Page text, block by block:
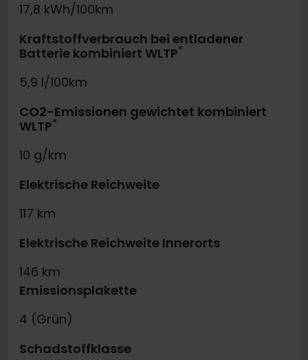
17,8 kWh/100km
Kraftstoffverbrauch bei entladener
Batterie kombiniert WLTP*
5,9 l/100km
CO2-Emissionen gewichtet kombiniert
WLTP*
10 g/km
Elektrische Reichweite
117 km
Elektrische Reichweite Innerorts
146 km
Emissionsplakette
4 (Grün)
Schadstoffklasse